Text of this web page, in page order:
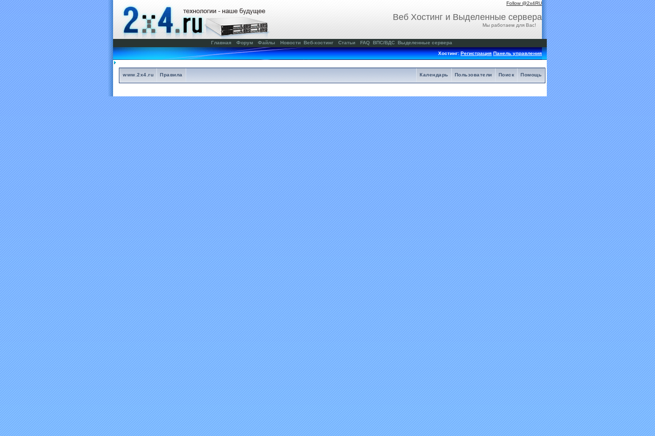
Follow @2x4RU
Веб Хостинг и Выделенные сервера
Мы работаем для Вас!
Главная Форум Файлы Новости Веб-хостинг Статьи FAQ ВПС/ВДС Выделенные сервера
Хостинг:Регистрация Панель управления
www.2x4.ru Правила Помощь
Поиск
Пользователи
Календарь